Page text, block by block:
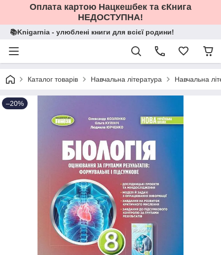
Оплата картою Нацкешбек та єКнига
НЕДОСТУПНА!
📚Knigarnia - улюблені книги для всієї родини!
Каталог товарів Навчальна література Навчальна
–20%